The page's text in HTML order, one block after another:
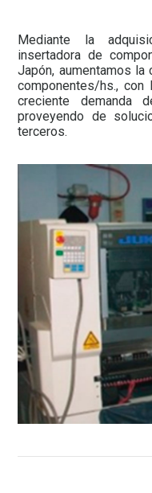
Mediante la
insertadora de
Japón, aumentamos la
componentes/hs.,
creciente demanda
proveyendo de
terceros.
quelos cupos son
Nombre y Apellido*
Empresa*
Cargo
Localidad
Provincia*
Teléfono*